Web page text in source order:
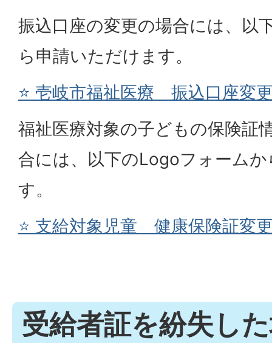
振込口座の変更の場合には、以
ら申請いただけます。
⭐ 壱岐市福祉医療 振込口座変
福祉医療対象の子どもの保険証
合には、以下のLogoフォーム
す。
⭐ 支給対象児童 健康保険証変
受給者証を紛失し